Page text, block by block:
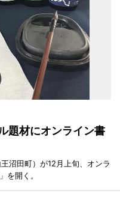
題材にオンライン書
沼田町）が12月上旬、オンラ
を開く。